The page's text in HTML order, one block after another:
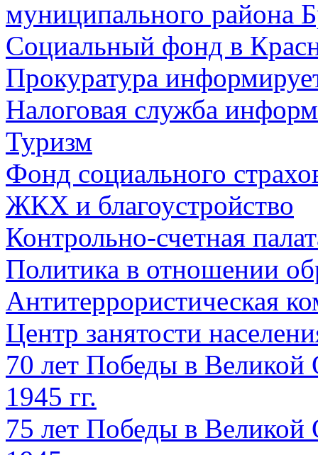
муниципального района
Социальный фонд в
Прокуратура
Налоговая служба
Туризм
Фонд социального
ЖКХ и благоустройство
Контрольно-счетная
Политика в отношении
Антитеррористическая
Центр занятости
70 лет Победы в Великой
1945 гг.
75 лет Победы в Великой